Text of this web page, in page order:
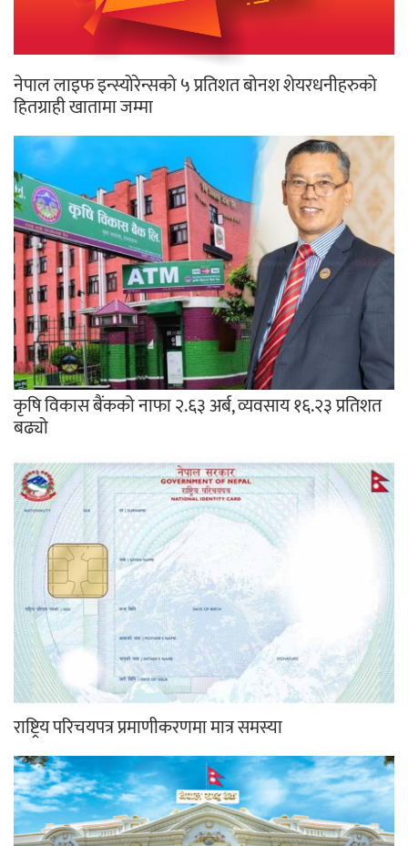
नेपाल लाइफ इन्स्योरेन्सको ५ प्रतिशत बोनश शेयरधनीहरुको
हितग्राही खातामा जम्मा
कृषि विकास बैंकको नाफा २.६३ अर्ब, व्यवसाय १६.२३ प्रतिशत
बढ्यो
राष्ट्रिय परिचयपत्र प्रमाणीकरणमा मात्र समस्या